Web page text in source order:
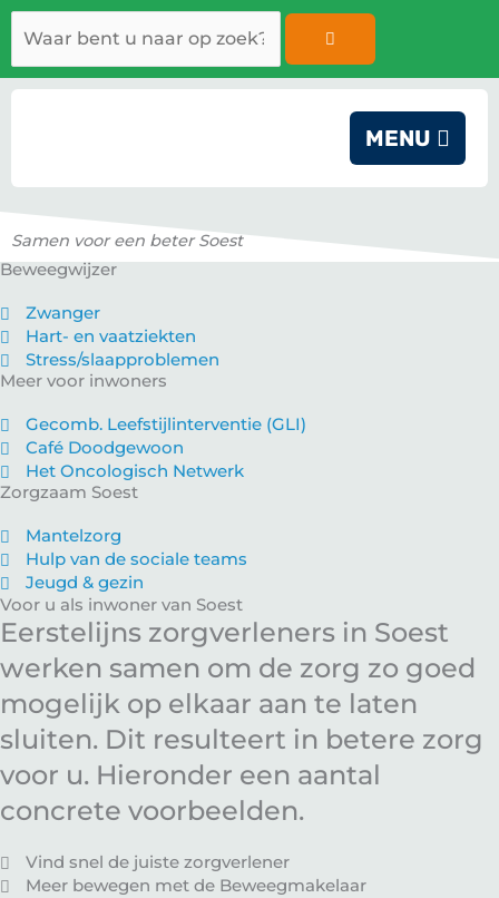
Ga
naar
inhoud
MENU
Samen voor een beter Soest
Beweegwijzer
Zwanger
Hart- en vaatziekten
Stress/slaapproblemen
Meer voor inwoners
Gecomb. Leefstijlinterventie (GLI)
Café Doodgewoon
Het Oncologisch Netwerk
Zorgzaam Soest
Mantelzorg
Hulp van de sociale teams
Jeugd & gezin
Voor u als inwoner van Soest
Eerstelijns zorgverleners in Soest
werken samen om de zorg zo goed
mogelijk op elkaar aan te laten
sluiten. Dit resulteert in betere zorg
voor u. Hieronder een aantal
concrete voorbeelden.
Vind snel de juiste zorgverlener
Meer bewegen met de Beweegmakelaar